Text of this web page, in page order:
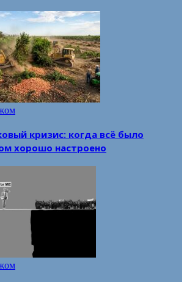
кризис: когда всё было
хорошо настроено